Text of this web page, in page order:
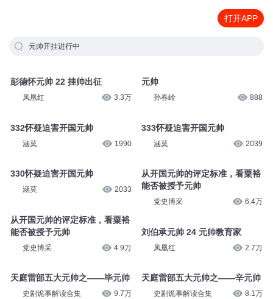
打开APP
元帅开挂进行中
彭德怀元帅 22 挂帅出征
凤凰红 3.3万
332怀疑迫害开国元帅
涵莫 1990
330怀疑迫害开国元帅
涵莫 2033
从开国元帅的评定标准，看粟裕
能否被授予元帅
党史博采 4.9万
天庭雷部五大元帅之——毕元帅
史剧诡事解读合集 9.7万
元帅
孙春岭 888
333怀疑迫害开国元帅
涵莫 2039
从开国元帅的评定标准，看粟裕
能否被授予元帅
党史博采 6.4万
刘伯承元帅 24 元帅教育家
凤凰红 2.7万
天庭雷部五大元帅之——辛元帅
史剧诡事解读合集 8.1万